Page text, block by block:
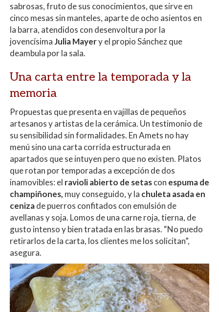
sabrosas, fruto de sus conocimientos, que sirve en
cinco mesas sin manteles, aparte de ocho asientos en
la barra, atendidos con desenvoltura por la
jovencísimaJulia Mayery el propio Sánchez que
deambula por la sala.
Una carta entre la temporada y la
memoria
Propuestas que presenta en vajillas de pequeños
artesanos y artistas de la cerámica. Un testimonio de
su sensibilidad sin formalidades. En Amets no hay
menú sino una carta corrida estructurada en
apartados que se intuyen pero que no existen. Platos
que rotan por temporadas a excepción de dos
inamovibles: el ravioli abierto de setascon espuma de
champiñones, muy conseguido, y la chuleta asada en
cenizade puerros confitados con emulsión de
avellanas y soja. Lomos de una carne roja, tierna, de
gusto intenso y bien tratada en las brasas. “No puedo
retirarlos de la carta, los clientes me los solicitan”,
asegura.